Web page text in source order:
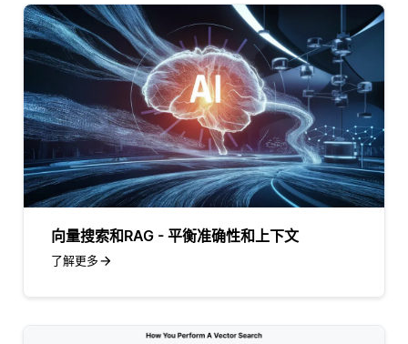
向量搜索和RAG - 平衡准确性和上下文
了解更多